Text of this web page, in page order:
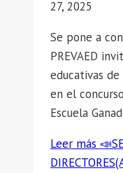
27, 2025
Se pone a
PREVAED
educativas
en el
Escuela
Leer más